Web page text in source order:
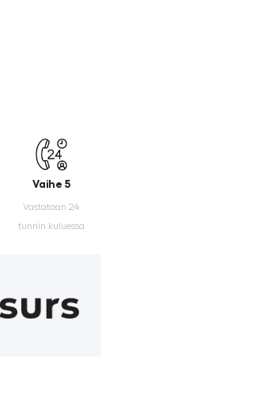
Vaihe 5
Vastataan 24
tunnin kuluessa